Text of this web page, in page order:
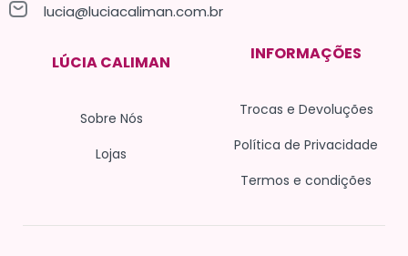
lucia@luciacaliman.com.br
LÚCIA CALIMAN
Sobre Nós
Lojas
INFORMAÇÕES
Trocas e Devoluções
Política de Privacidade
Termos e condições